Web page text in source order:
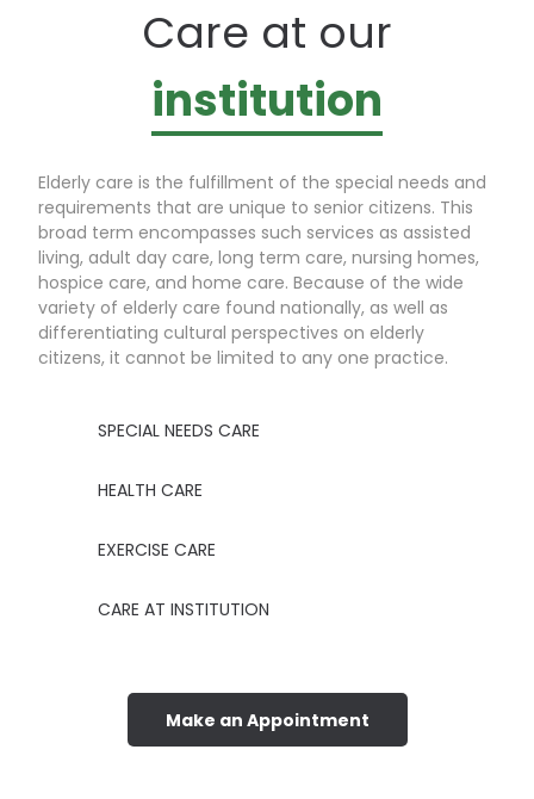
Care at our
institution
Elderly care is the fulfillment of the special needs and
requirements that are unique to senior citizens. This
broad term encompasses such services as assisted
living, adult day care, long term care, nursing homes,
hospice care, and home care. Because of the wide
variety of elderly care found nationally, as well as
differentiating cultural perspectives on elderly
citizens, it cannot be limited to any one practice.
SPECIAL NEEDS CARE
HEALTH CARE
EXERCISE CARE
CARE AT INSTITUTION
Make an Appointment